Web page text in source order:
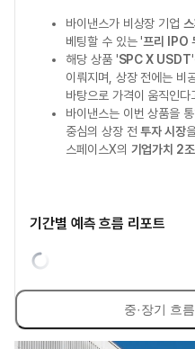
바이낸스가 비상장 기업
베팅할 수 있는 '프리 IPO
해당 상품 'SPC X USDT'
이뤄지며, 상장 전에는 비
바탕으로 가격이 움직인다
바이낸스는 이번 상품을
중심의 상장 전투자 시장
스페이스X의 기업가치 2
기간별 예측 흐름 리포트
중·장기 흐